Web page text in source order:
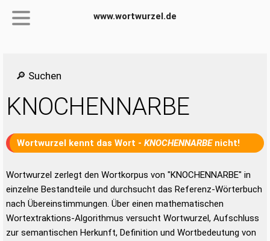
www.wortwurzel.de
🔎 Suchen
KNOCHENNARBE
Wortwurzel kennt das Wort - KNOCHENNARBEnicht!
Wortwurzel zerlegt den Wortkorpus von "KNOCHENNARBE" in
einzelne Bestandteile und durchsucht das Referenz-Wörterbuch
nach Übereinstimmungen. Über einen mathematischen
Wortextraktions-Algorithmus versucht Wortwurzel, Aufschluss
zur semantischen Herkunft, Definition und Wortbedeutung von